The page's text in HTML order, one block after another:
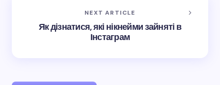
NEXT ARTICLE
Як дізнатися, які нікнейми зайняті в
Інстаграм